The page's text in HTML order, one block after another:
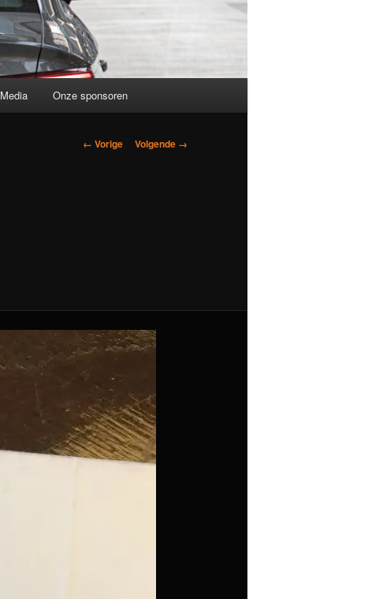
Media Onze sponsoren
Afbeeldingsnavigatie
← Vorige Volgende →